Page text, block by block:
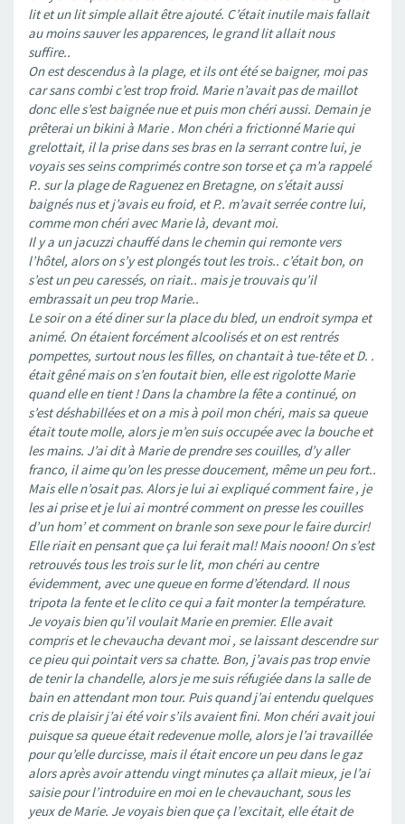
lit et un lit simple allait être ajouté. C’était inutile mais fallait
au moins sauver les apparences, le grand lit allait nous
suffire..
On est descendus à la plage, et ils ont été se baigner, moi pas
car sans combi c’est trop froid. Marie n’avait pas de maillot
donc elle s’est baignée nue et puis mon chéri aussi. Demain je
prêterai un bikini à Marie . Mon chéri a frictionné Marie qui
grelottait, il la prise dans ses bras en la serrant contre lui, je
voyais ses seins comprimés contre son torse et ça m’a rappelé
P.. sur la plage de Raguenez en Bretagne, on s’était aussi
baignés nus et j’avais eu froid, et P.. m’avait serrée contre lui,
comme mon chéri avec Marie là, devant moi.
Il y a un jacuzzi chauffé dans le chemin qui remonte vers
l’hôtel, alors on s’y est plongés tout les trois.. c’était bon, on
s’est un peu caressés, on riait.. mais je trouvais qu’il
embrassait un peu trop Marie..
Le soir on a été diner sur la place du bled, un endroit sympa et
animé. On étaient forcément alcoolisés et on est rentrés
pompettes, surtout nous les filles, on chantait à tue-tête et D. .
était gêné mais on s’en foutait bien, elle est rigolotte Marie
quand elle en tient ! Dans la chambre la fête a continué, on
s’est déshabillées et on a mis à poil mon chéri, mais sa queue
était toute molle, alors je m’en suis occupée avec la bouche et
les mains. J’ai dit à Marie de prendre ses couilles, d’y aller
franco, il aime qu’on les presse doucement, même un peu fort..
Mais elle n’osait pas. Alors je lui ai expliqué comment faire , je
les ai prise et je lui ai montré comment on presse les couilles
d’un hom’ et comment on branle son sexe pour le faire durcir!
Elle riait en pensant que ça lui ferait mal! Mais nooon! On s’est
retrouvés tous les trois sur le lit, mon chéri au centre
évidemment, avec une queue en forme d’étendard. Il nous
tripota la fente et le clito ce qui a fait monter la température.
Je voyais bien qu’il voulait Marie en premier. Elle avait
compris et le chevaucha devant moi , se laissant descendre sur
ce pieu qui pointait vers sa chatte. Bon, j’avais pas trop envie
de tenir la chandelle, alors je me suis réfugiée dans la salle de
bain en attendant mon tour. Puis quand j’ai entendu quelques
cris de plaisir j’ai été voir s’ils avaient fini. Mon chéri avait joui
puisque sa queue était redevenue molle, alors je l’ai travaillée
pour qu’elle durcisse, mais il était encore un peu dans le gaz
alors après avoir attendu vingt minutes ça allait mieux, je l’ai
saisie pour l’introduire en moi en le chevauchant, sous les
yeux de Marie. Je voyais bien que ça l’excitait, elle était de